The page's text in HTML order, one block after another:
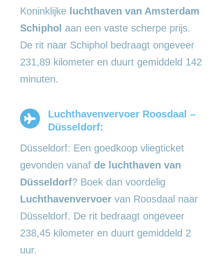
Koninklijke luchthaven van Amsterdam
Schiphol aan een vaste scherpe prijs.
De rit naar Schiphol bedraagt ongeveer
231,89 kilometer en duurt gemiddeld 142
minuten.
Luchthavenvervoer Roosdaal –
Düsseldorf:
Düsseldorf: Een goedkoop vliegticket
gevonden vanaf de luchthaven van
Düsseldorf? Boek dan voordelig
Luchthavenvervoer van Roosdaal naar
Düsseldorf. De rit bedraagt ongeveer
238,45 kilometer en duurt gemiddeld 2
uur.